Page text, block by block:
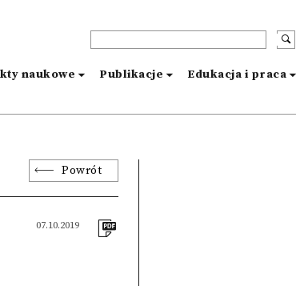
naukowe Publikacje Edukacja i praca
Powrót
07.10.2019